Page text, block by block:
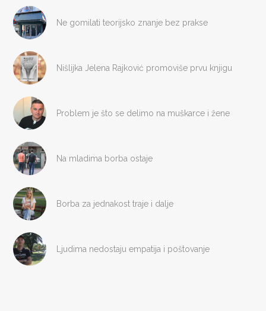
Ne gomilati teorijsko znanje bez prakse
Nišlijka Jelena Rajković promoviše prvu knjigu
Problem je što se delimo na muškarce i žene
Na mladima borba ostaje
Borba za jednakost traje i dalje
Ljudima nedostaju empatija i poštovanje